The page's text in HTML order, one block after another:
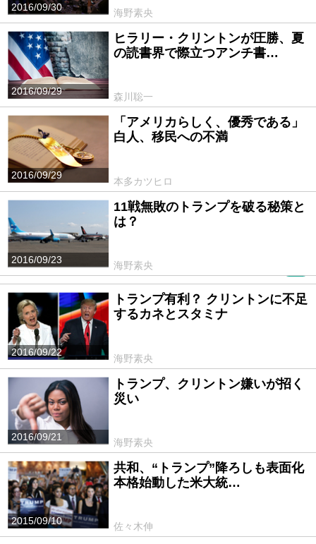
2016/09/30
海野素央
2016/09/29
ヒラリー・クリントンが圧勝、夏
の読書界で際立つアンチ書…
森川聡一
2016/09/29
「アメリカらしく、優秀である」
白人、移民への不満
本多カツヒロ
2016/09/23
11戦無敗のトランプを破る秘策と
は？
海野素央
2016/09/22
トランプ有利？ クリントンに不足
するカネとスタミナ
海野素央
2016/09/21
トランプ、クリントン嫌いが招く
災い
海野素央
2015/09/10
共和、“トランプ”降ろしも表面化
本格始動した米大統…
佐々木伸